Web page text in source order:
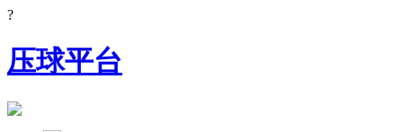
?
压球平台